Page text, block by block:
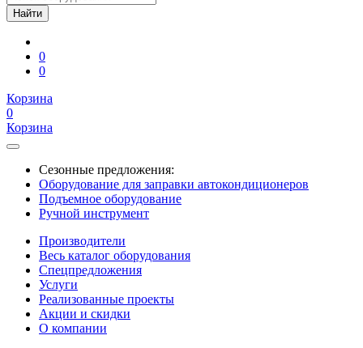
0
0
Корзина
0
Корзина
Сезонные предложения:
Оборудование для заправки автокондиционеров
Подъемное оборудование
Ручной инструмент
Производители
Весь каталог оборудования
Спецпредложения
Услуги
Реализованные проекты
Акции и скидки
О компании